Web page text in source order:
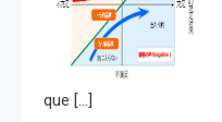
que […]